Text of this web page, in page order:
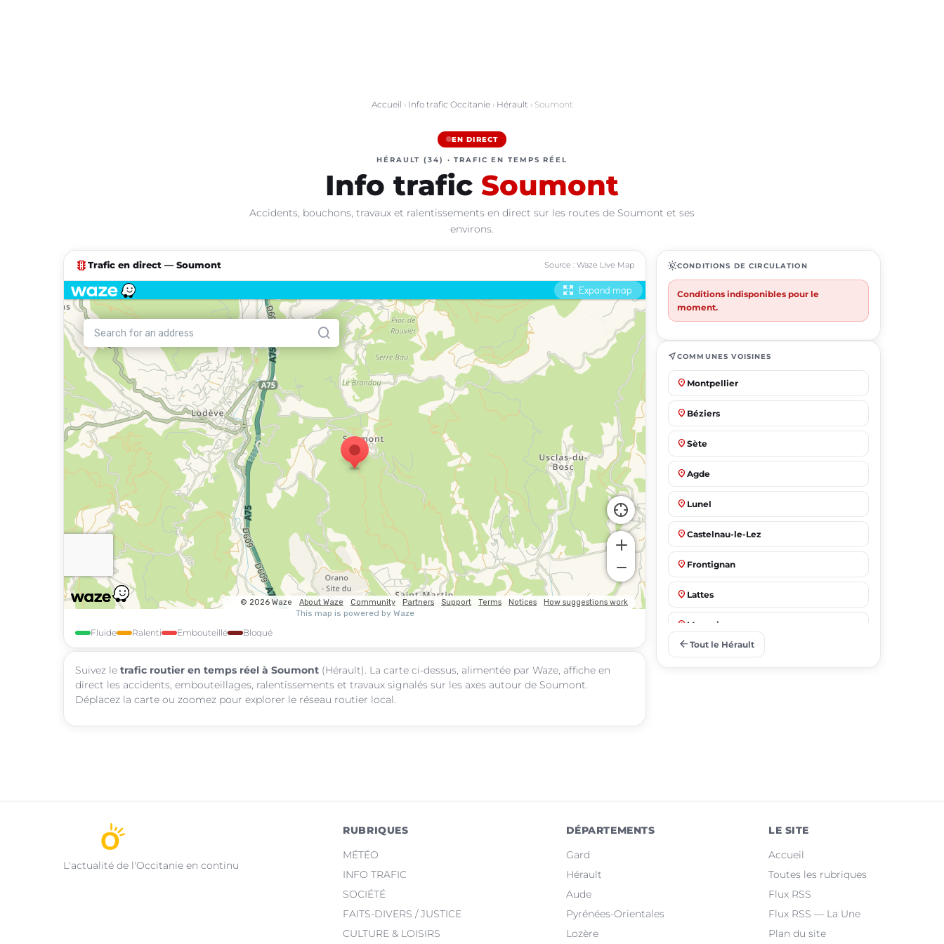
Accueil › Info trafic Occitanie› Hérault › Soumont
EN DIRECT
HÉRAULT (34) · TRAFIC EN TEMPS RÉEL
Info trafic Soumont
Accidents, bouchons, travaux et ralentissements en direct sur les routes de Soumont et ses
environs.
traffic Trafic en direct — Soumont Source : Waze Live Map
Fluide Ralenti Embouteillé Bloqué
Suivez le trafic routier en temps réel à Soumont (Hérault). La carte ci-dessus, alimentée par Waze, affiche en
direct les accidents, embouteillages, ralentissements et travaux signalés sur les axes autour de Soumont.
Déplacez la carte ou zoomez pour explorer le réseau routier local.
routineCONDITIONS DE CIRCULATION
Conditions indisponibles pour le
moment.
near_meCOMMUNES VOISINES
place Montpellier
place Béziers
place Sète
place Agde
place Lunel
place Castelnau-le-Lez
place Frontignan
place Lattes
place Mauguio
Clermont-l'Hérault
arrow_back Tout le Hérault
L'actualité de l'Occitanie en continu
RUBRIQUES
MÉTÉO
INFO TRAFIC
SOCIÉTÉ
FAITS-DIVERS / JUSTICE
CULTURE & LOISIRS
DÉPARTEMENTS
Gard
Hérault
Aude
Pyrénées-Orientales
Lozère
LE SITE
Accueil
Toutes les rubriques
Flux RSS
Flux RSS — La Une
Plan du site